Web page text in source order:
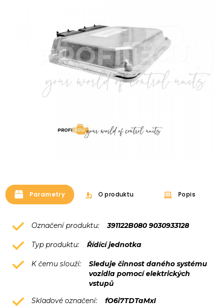
Parametry O produktu Popis
Označení produktu: 391122B080 9030933128
Typ produktu: Řídící jednotka
K čemu slouží:
Sleduje činnost daného systému
vozidla pomocí elektrických
vstupů
Skladové označení:
fO6i7TDTaMxI